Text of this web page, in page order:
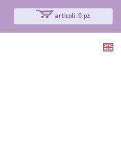
articoli: 0 pz.